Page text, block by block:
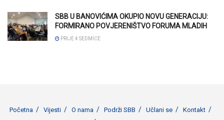
SBB U BANOVIĆIMA OKUPIO NOVU GENERACIJU:
FORMIRANO POVJERENIŠTVO FORUMA MLADIH
PRIJE 4 SEDMICE
Početna Vijesti O nama Podrži SBB Učlani se
Kontakt